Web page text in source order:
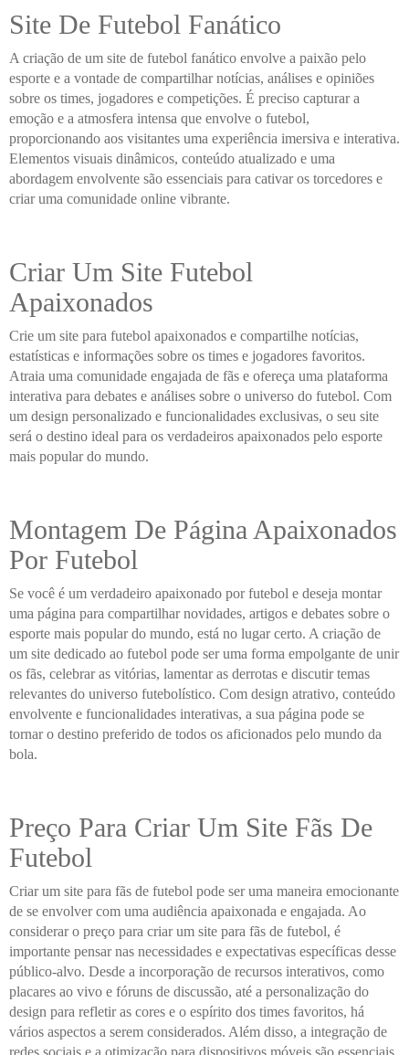
Site De Futebol Fanático
A criação de um site de futebol fanático envolve a paixão pelo
esporte e a vontade de compartilhar notícias, análises e opiniões
sobre os times, jogadores e competições. É preciso capturar a
emoção e a atmosfera intensa que envolve o futebol,
proporcionando aos visitantes uma experiência imersiva e interativa.
Elementos visuais dinâmicos, conteúdo atualizado e uma
abordagem envolvente são essenciais para cativar os torcedores e
criar uma comunidade online vibrante.
Criar Um Site Futebol
Apaixonados
Crie um site para futebol apaixonados e compartilhe notícias,
estatísticas e informações sobre os times e jogadores favoritos.
Atraia uma comunidade engajada de fãs e ofereça uma plataforma
interativa para debates e análises sobre o universo do futebol. Com
um design personalizado e funcionalidades exclusivas, o seu site
será o destino ideal para os verdadeiros apaixonados pelo esporte
mais popular do mundo.
Montagem De Página Apaixonados
Por Futebol
Se você é um verdadeiro apaixonado por futebol e deseja montar
uma página para compartilhar novidades, artigos e debates sobre o
esporte mais popular do mundo, está no lugar certo. A criação de
um site dedicado ao futebol pode ser uma forma empolgante de unir
os fãs, celebrar as vitórias, lamentar as derrotas e discutir temas
relevantes do universo futebolístico. Com design atrativo, conteúdo
envolvente e funcionalidades interativas, a sua página pode se
tornar o destino preferido de todos os aficionados pelo mundo da
bola.
Preço Para Criar Um Site Fãs De
Futebol
Criar um site para fãs de futebol pode ser uma maneira emocionante
de se envolver com uma audiência apaixonada e engajada. Ao
considerar o preço para criar um site para fãs de futebol, é
importante pensar nas necessidades e expectativas específicas desse
público-alvo. Desde a incorporação de recursos interativos, como
placares ao vivo e fóruns de discussão, até a personalização do
design para refletir as cores e o espírito dos times favoritos, há
vários aspectos a serem considerados. Além disso, a integração de